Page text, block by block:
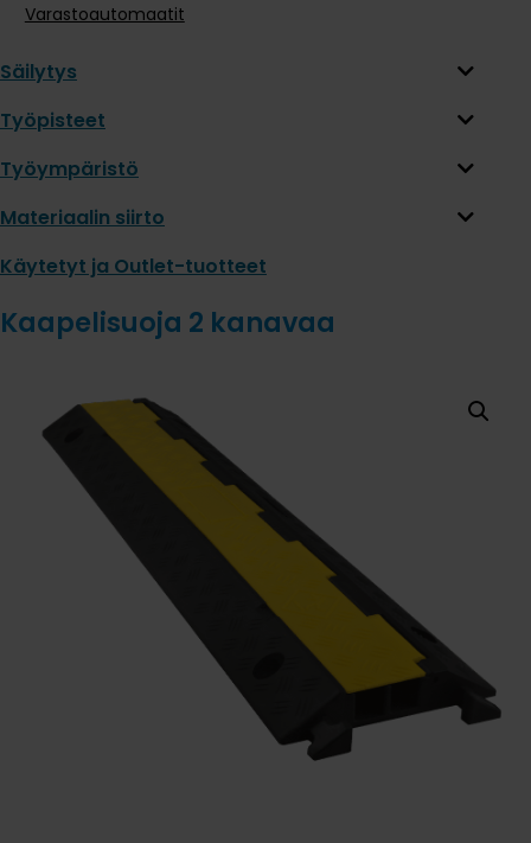
Varastoautomaatit
Säilytys
Työpisteet
Työympäristö
Materiaalin siirto
Käytetyt ja Outlet-tuotteet
Kaapelisuoja 2 kanavaa